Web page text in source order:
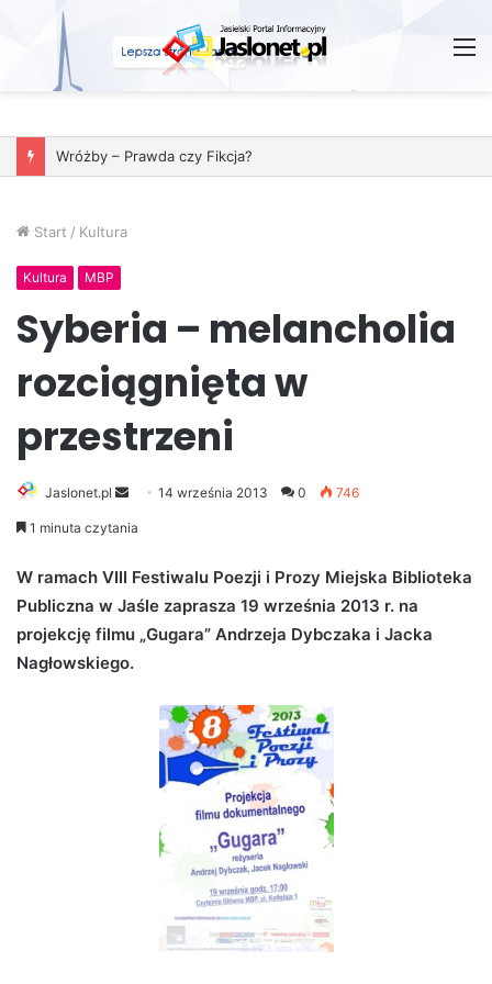
Wróżby – Prawda czy Fikcja?
Start / Kultura
Kultura MBP
Syberia – melancholia
rozciągnięta w
przestrzeni
Jaslonet.pl
e
d
a
14 września 2013 0 746
1 minuta czytania
W ramach VIII Festiwalu Poezji i Prozy Miejska Biblioteka
Publiczna w Jaśle zaprasza 19 września 2013 r. na
projekcję filmu „Gugara” Andrzeja Dybczaka i Jacka
Nagłowskiego.